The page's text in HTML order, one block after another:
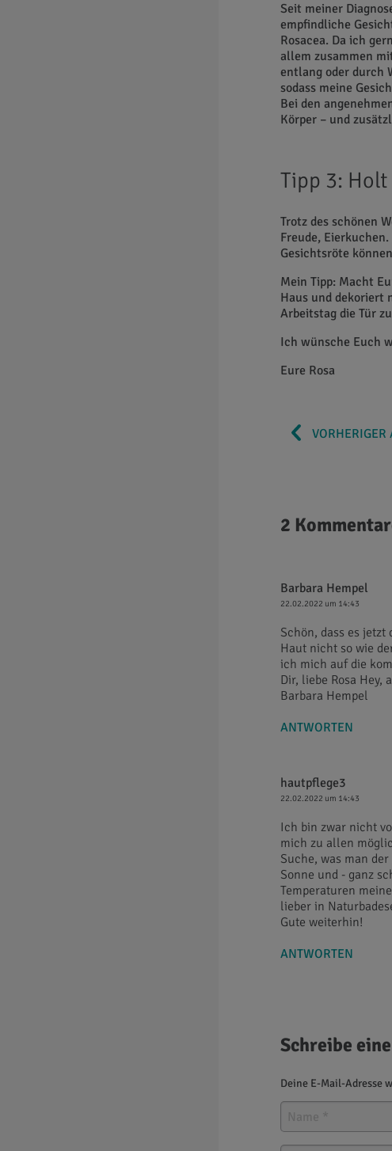
Seit meiner
empfindliche
Rosacea. Da ich
allem zusammen
entlang oder durch
sodass meine
Bei den
Körper – und
Tipp 3:
Trotz des schönen
Freude,
Gesichtsröte
Mein Tipp: Macht
Haus und dekoriert
Arbeitstag die Tür
Ich wünsche Euch
Eure Rosa
VORHERIGER
2
Barbara Hempel
22.02.2022 um 14:43
Schön, dass es
Haut nicht so wie
ich mich auf die
Dir, liebe Rosa
Barbara Hempel
ANTWORTEN
hautpflege3
22.02.2022 um 14:43
Ich bin zwar nicht
mich zu allen
Suche, was man
Sonne und - ganz
Temperaturen
lieber in
Gute weiterhin!
ANTWORTEN
Schreibe
Deine E-Mail-Adresse